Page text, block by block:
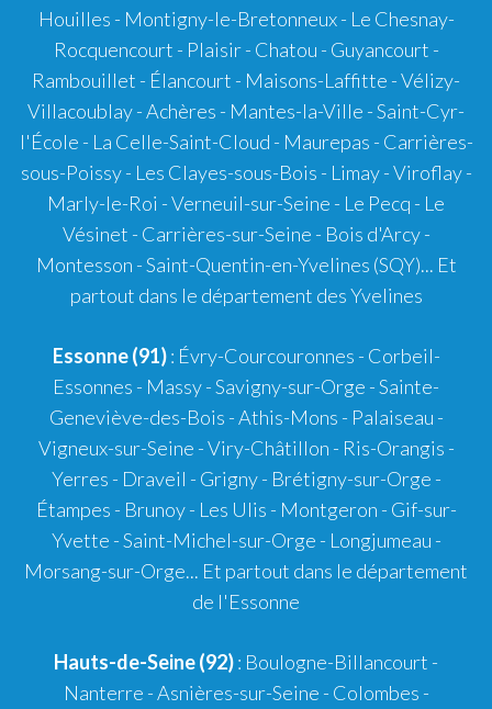
Houilles - Montigny-le-Bretonneux - Le Chesnay-
Rocquencourt - Plaisir - Chatou - Guyancourt -
Rambouillet - Élancourt - Maisons-Laffitte - Vélizy-
Villacoublay - Achères - Mantes-la-Ville - Saint-Cyr-
l'École - La Celle-Saint-Cloud - Maurepas - Carrières-
sous-Poissy - Les Clayes-sous-Bois - Limay - Viroflay -
Marly-le-Roi - Verneuil-sur-Seine - Le Pecq - Le
Vésinet - Carrières-sur-Seine - Bois d'Arcy -
Montesson - Saint-Quentin-en-Yvelines (SQY)... Et
partout dans le département des Yvelines
Essonne (91): Évry-Courcouronnes - Corbeil-
Essonnes - Massy - Savigny-sur-Orge - Sainte-
Geneviève-des-Bois - Athis-Mons - Palaiseau -
Vigneux-sur-Seine - Viry-Châtillon - Ris-Orangis -
Yerres - Draveil - Grigny - Brétigny-sur-Orge -
Étampes - Brunoy - Les Ulis - Montgeron - Gif-sur-
Yvette - Saint-Michel-sur-Orge - Longjumeau -
Morsang-sur-Orge... Et partout dans le département
de l'Essonne
Hauts-de-Seine (92): Boulogne-Billancourt -
Nanterre - Asnières-sur-Seine - Colombes -